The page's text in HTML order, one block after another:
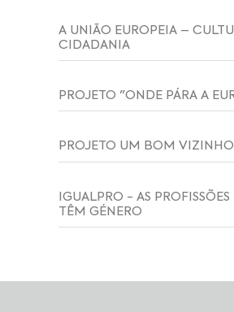
A UNIÃO EUROPEIA –
CIDADANIA
PROJETO "ONDE PÁRA A
PROJETO UM BOM VIZINHO
IGUALPRO - AS PROFISSÕES
TÊM GÉNERO